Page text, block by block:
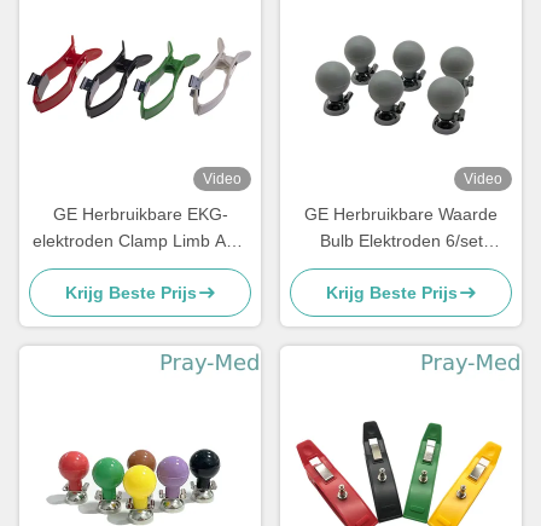
Video
GE Herbruikbare EKG-
elektroden Clamp Limb AHA
VALUE 4/SET 2104784-001
Krijg Beste Prijs
Video
GE Herbruikbare Waarde
Bulb Elektroden 6/set
2104783-001
Krijg Beste Prijs